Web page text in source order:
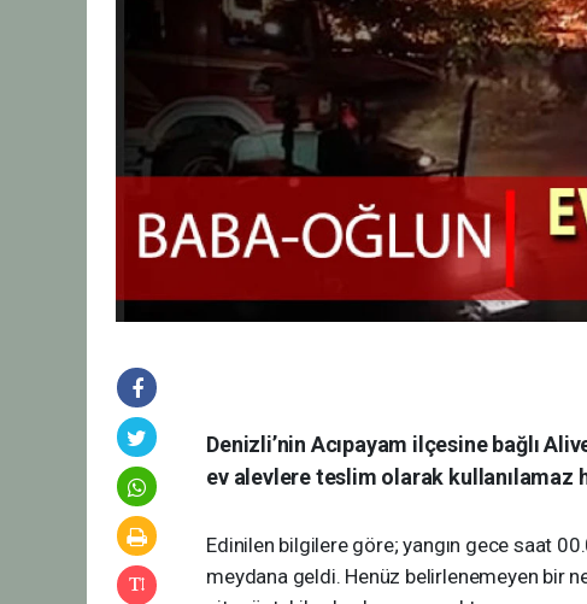
Denizli’nin Acıpayam ilçesine bağlı
ev alevlere teslim olarak kullanılamaz
Edinilen bilgilere göre; yangın gece saat
meydana geldi. Henüz belirlenemeyen bir